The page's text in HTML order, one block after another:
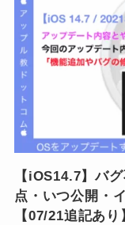
【iOS14.7】バ
点・いつ公開・
【07/21追記あり